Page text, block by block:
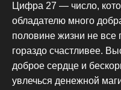
Цифра 27 — число,
обладателю много
половине жизни не все
гораздо счастливее.
доброе сердце и
увлечься денежной